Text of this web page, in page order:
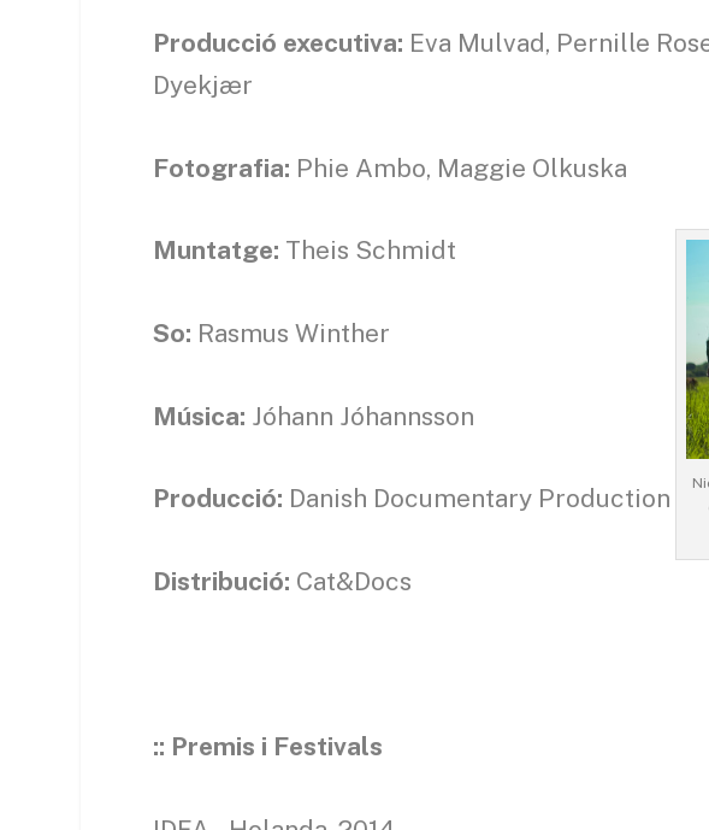
Producció executiva: Eva Mulvad, Pernille
Dyekjær
Fotografia: Phie Ambo, Maggie Olkuska
Muntatge: Theis Schmidt
So: Rasmus Winther
Música: Jóhann Jóhannsson
Producció: Danish Documentary Production
Distribució: Cat&Docs
:: Premis i Festivals